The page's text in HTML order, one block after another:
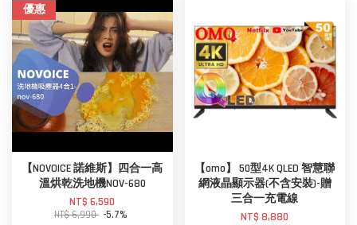
優惠
【NOVOICE 諾維斯】四合一高
溫烘乾洗地機NOV-680
NT$ 6,590
NT$ 6,990 -5.7%
【omo】 50型4K QLED 智慧聯
網液晶顯示器(不含安裝)-贈
三合一充電線
NT$ 8,880